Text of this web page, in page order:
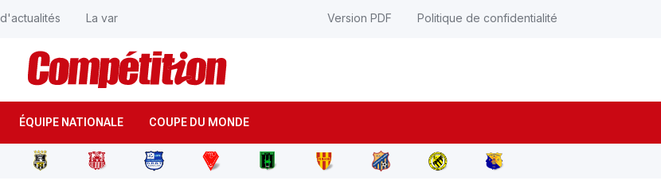
ÉQUIPE NATIONALE COUPE DU MONDE
La var Version PDF Politique de confidentialité